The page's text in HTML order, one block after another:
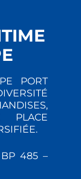
PORT
PLACE
BP 485 –